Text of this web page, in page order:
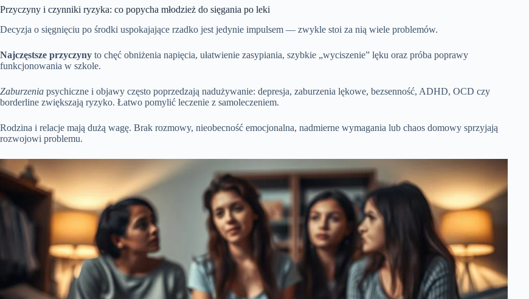
Przyczyny i czynniki ryzyka: co popycha młodzież do sięgania po leki
Decyzja o sięgnięciu po środki uspokajające rzadko jest jedynie impulsem — zwykle stoi za nią wiele problemów.
Najczęstsze przyczyny to chęć obniżenia napięcia, ułatwienie zasypiania, szybkie „wyciszenie” lęku oraz próba poprawy
funkcjonowania w szkole.
Zaburzenia psychiczne i objawy często poprzedzają nadużywanie: depresja, zaburzenia lękowe, bezsenność, ADHD, OCD czy
borderline zwiększają ryzyko. Łatwo pomylić leczenie z samoleczeniem.
Rodzina i relacje mają dużą wagę. Brak rozmowy, nieobecność emocjonalna, nadmierne wymagania lub chaos domowy sprzyjają
rozwojowi problemu.